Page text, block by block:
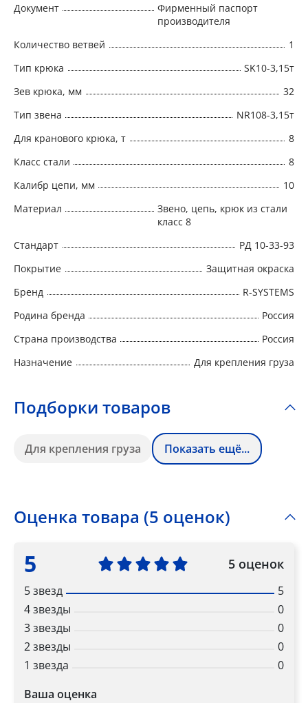
Документ
Фирменный паспорт
производителя
Количество ветвей
1
Тип крюка
SK10-3,15т
Зев крюка, мм
32
Тип звена
NR108-3,15т
Для кранового крюка, т
8
Класс стали
8
Калибр цепи, мм
10
Материал
Звено, цепь, крюк из стали
класс 8
Стандарт
РД 10-33-93
Покрытие
Защитная окраска
Бренд
R-SYSTEMS
Родина бренда
Россия
Страна производства
Россия
Назначение
Для крепления груза
Подборки товаров
Для крепления груза Показать ещё...
Оценка товара (5 оценок)
5 5 оценок
5 звезд
5
4 звезды
0
3 звезды
0
2 звезды
0
1 звезда
0
Ваша оценка